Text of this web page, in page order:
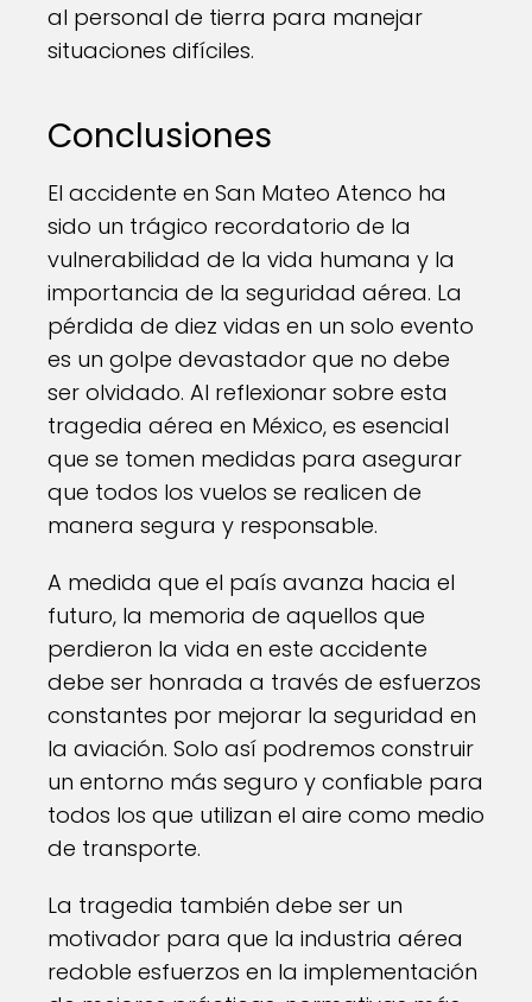
al personal de tierra para manejar
situaciones difíciles.
Conclusiones
El accidente en San Mateo Atenco ha
sido un trágico recordatorio de la
vulnerabilidad de la vida humana y la
importancia de la seguridad aérea. La
pérdida de diez vidas en un solo evento
es un golpe devastador que no debe
ser olvidado. Al reflexionar sobre esta
tragedia aérea en México, es esencial
que se tomen medidas para asegurar
que todos los vuelos se realicen de
manera segura y responsable.
A medida que el país avanza hacia el
futuro, la memoria de aquellos que
perdieron la vida en este accidente
debe ser honrada a través de esfuerzos
constantes por mejorar la seguridad en
la aviación. Solo así podremos construir
un entorno más seguro y confiable para
todos los que utilizan el aire como medio
de transporte.
La tragedia también debe ser un
motivador para que la industria aérea
redoble esfuerzos en la implementación